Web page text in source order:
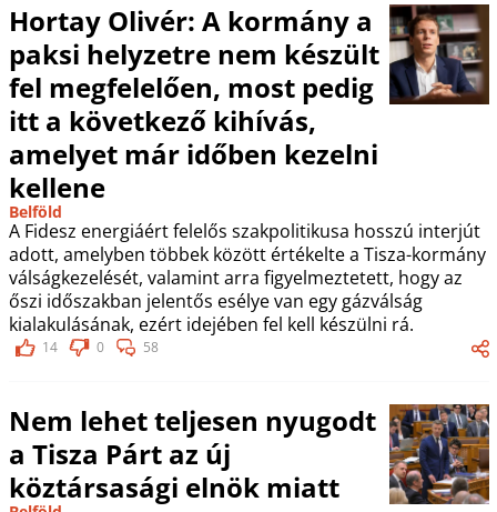
Hortay Olivér: A kormány a
paksi helyzetre nem készült
fel megfelelően, most pedig
itt a következő kihívás,
amelyet már időben kezelni
kellene
Belföld
A Fidesz energiáért felelős szakpolitikusa hosszú interjút
adott, amelyben többek között értékelte a Tisza-kormány
válságkezelését, valamint arra figyelmeztetett, hogy az
őszi időszakban jelentős esélye van egy gázválság
kialakulásának, ezért idejében fel kell készülni rá.
14 0 58
Nem lehet teljesen nyugodt
a Tisza Párt az új
köztársasági elnök miatt